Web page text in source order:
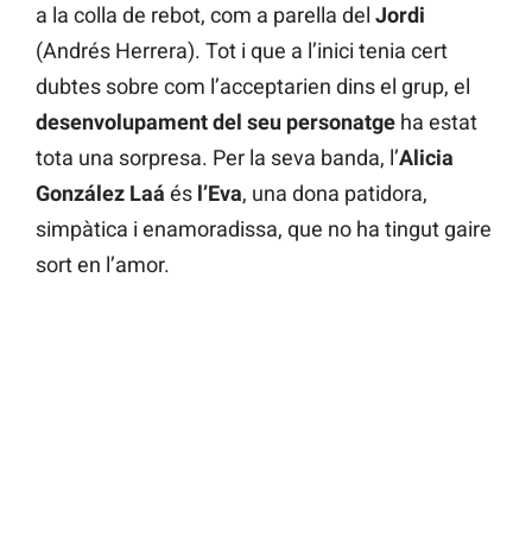
a la colla de rebot, com a parella del Jordi
(Andrés Herrera). Tot i que a l’inici tenia cert
dubtes sobre com l’acceptarien dins el grup, el
desenvolupament del seu personatge ha estat
tota una sorpresa. Per la seva banda, l’Alicia
González Laá és l’Eva, una dona patidora,
simpàtica i enamoradissa, que no ha tingut gaire
sort en l’amor.